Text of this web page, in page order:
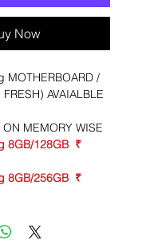
Now
MOTHERBOARD /
AVAIALBLE
MEMORY WISE
8GB/128GB ₹
8GB/256GB ₹